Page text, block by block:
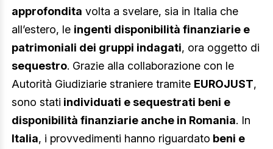
approfondita volta a svelare, sia in Italia che
all’estero, le ingenti disponibilità finanziarie e
patrimoniali dei gruppi indagati, ora oggetto di
sequestro. Grazie alla collaborazione con le
Autorità Giudiziarie straniere tramite EUROJUST,
sono stati individuati e sequestrati beni e
disponibilità finanziarie anche in Romania. In
Italia, i provvedimenti hanno riguardato beni e